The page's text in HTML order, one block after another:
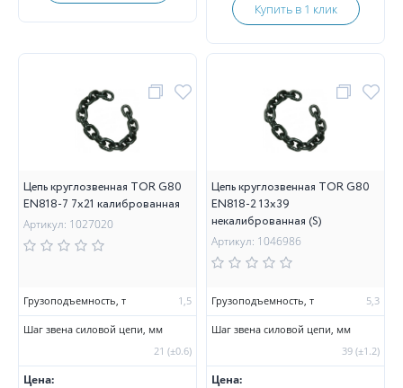
Купить в 1 клик
Цепь круглозвенная TOR G80
EN818-7 7х21 калиброванная
Артикул: 1027020
Грузоподъемность, т 1,5
Шаг звена силовой цепи, мм
21 (±0.6)
Цена:
Цепь круглозвенная TOR G80
EN818-2 13х39
некалиброванная (S)
Артикул: 1046986
Грузоподъемность, т 5,3
Шаг звена силовой цепи, мм
39 (±1.2)
Цена: